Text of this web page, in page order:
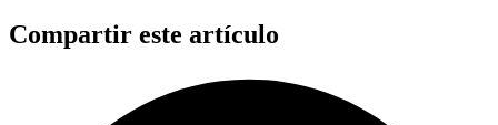
Compartir este artículo